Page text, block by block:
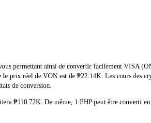
permettant ainsi de convertir facilement VISA
prix réel de VON est de ₱22.14K. Les cours des
de conversion.
₱110.72K. De même, 1 PHP peut être converti